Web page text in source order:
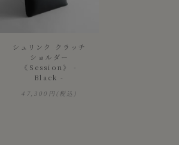
シュリンク クラッチ
ショルダー
《Session》 -
Black -
47,300円(税込)